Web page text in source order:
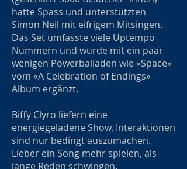
hatte Spass und unterstützten
Simon Neil mit eifrigem Mitsingen.
Das Set umfasste viele Uptempo
Nummern und wurde mit ein paar
wenigen Powerballaden wie «Space»
vom «A Celebration of Endings»
Album ergänzt.
Biffy Clyro liefern eine
energiegeladene Show. Interaktionen
sind nur bedingt auszumachen.
Lieber ein Song mehr spielen, als
lange Reden schwingen.